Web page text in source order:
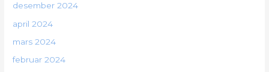
desember 2024
april 2024
mars 2024
februar 2024